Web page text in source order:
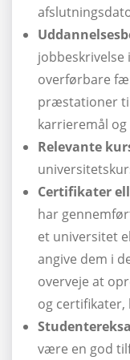
jobbeskrivelse
overførbare
præstationer
karrieremål
Relevante
Certifikater
har
et universitet
angive dem i
overveje at
og
være en god